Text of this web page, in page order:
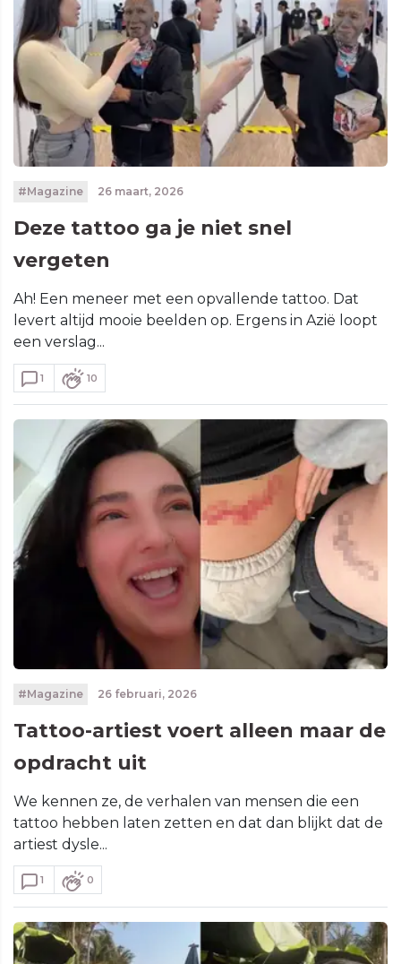
#Magazine 26 maart, 2026
Deze tattoo ga je niet snel
vergeten
Ah! Een meneer met een opvallende tattoo. Dat
levert altijd mooie beelden op. Ergens in Azië loopt
een verslag...
1 10
#Magazine 26 februari, 2026
Tattoo-artiest voert alleen maar de
opdracht uit
We kennen ze, de verhalen van mensen die een
tattoo hebben laten zetten en dat dan blijkt dat de
artiest dysle...
1 0